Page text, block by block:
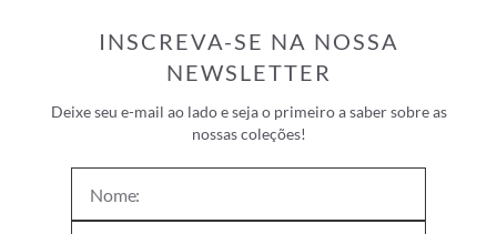
INSCREVA-SE NA NOSSA
NEWSLETTER
Deixe seu e-mail ao lado e seja o primeiro a saber sobre as
nossas coleções!